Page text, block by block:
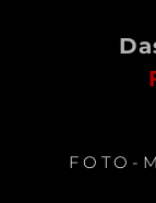
FOTO-